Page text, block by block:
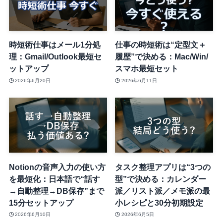
時短術仕事はメール1分処
理：Gmail/Outlook最短セ
ットアップ
2026年6月20日
仕事の時短術は“定型文＋
履歴”で決める：Mac/Win/
スマホ最短セット
2026年6月11日
Notionの音声入力の使い方
を最短化：日本語で“話す
→自動整理→DB保存”まで
15分セットアップ
2026年6月10日
タスク整理アプリは“3つの
型”で決める：カレンダー
派／リスト派／メモ派の最
小レシピと30分初期設定
2026年6月5日